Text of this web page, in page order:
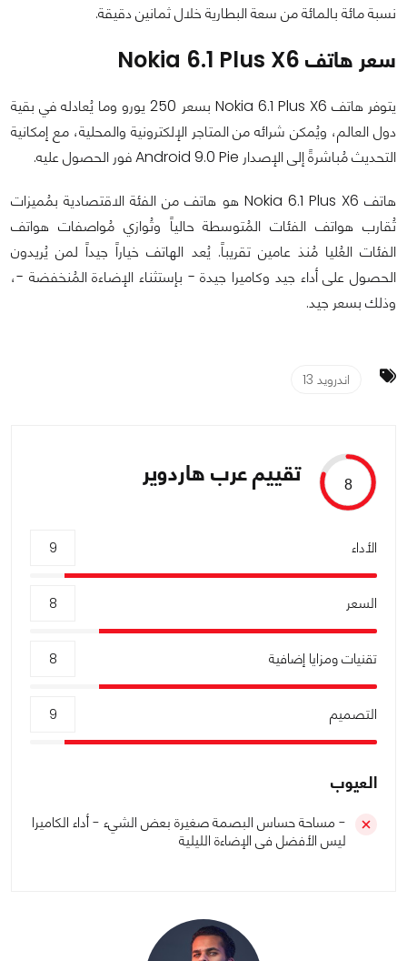
نسبة مائة بالمائة من سعة البطارية خلال ثمانين دقيقة.
سعر هاتف Nokia 6.1 Plus X6
يتوفر هاتف Nokia 6.1 Plus X6 بسعر 250 يورو وما يُعادله في بقية
دول العالم، ويُمكن شرائه من المتاجر الإلكترونية والمحلية، مع إمكانية
التحديث مُباشرةً إلى الإصدار Android 9.0 Pie فور الحصول عليه.
هاتف Nokia 6.1 Plus X6 هو هاتف من الفئة الاقتصادية بمُميزات
تُقارب هواتف الفئات المُتوسطة حالياً وتُوازي مُواصفات هواتف
الفئات العُليا مُنذ عامين تقريباً. يُعد الهاتف خياراً جيداً لمن يُريدون
الحصول على أداء جيد وكاميرا جيدة - بإستثناء الإضاءة المُنخفضة -،
وذلك بسعر جيد.
اندرويد 13
8 تقييم عرب هاردوير
الأداء 9
السعر 8
تقنيات ومزايا إضافية 8
التصميم 9
العيوب
- مساحة حساس البصمة صغيرة بعض الشيء - أداء الكاميرا
ليس الأفضل فى الإضاءة الليلية